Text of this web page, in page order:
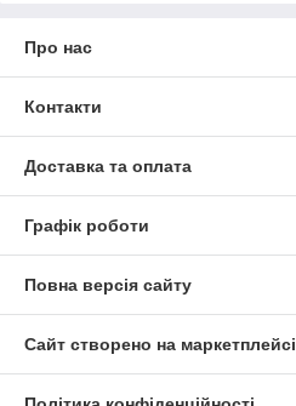
Про нас
Контакти
Доставка та оплата
Графік роботи
Повна версія сайту
Сайт створено на маркетплейсі